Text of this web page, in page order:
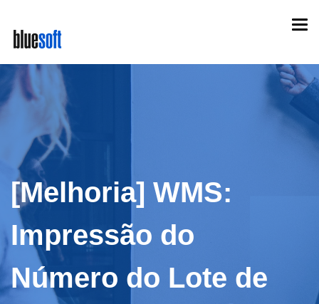
main
content
[Melhoria] WMS:
Impressão do
Número do Lote de